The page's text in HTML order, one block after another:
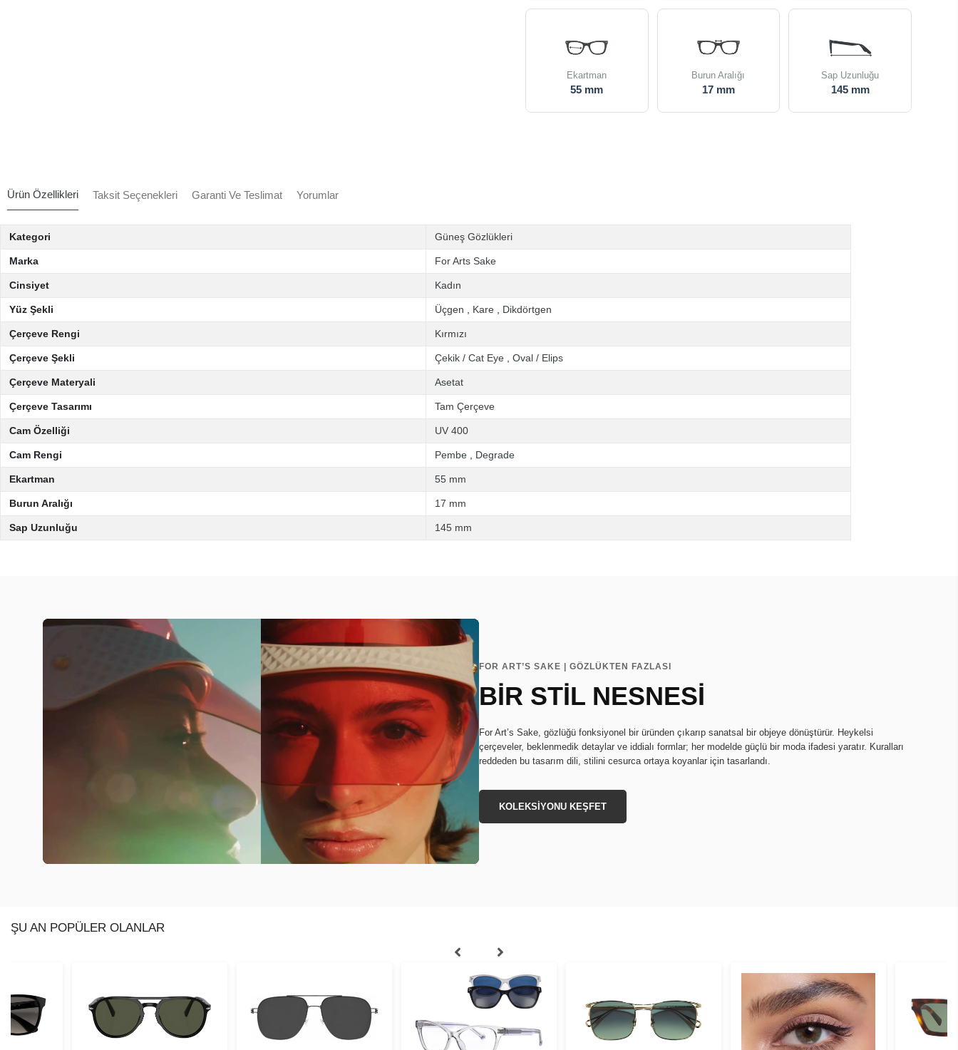
Ekartman
55 mm
Burun Aralığı
17 mm
Sap Uzunluğu
145 mm
Ürün Özellikleri Taksit Seçenekleri Garanti Ve Teslimat Yorumlar
Kategori Güneş Gözlükleri
Marka For Arts Sake
Cinsiyet Kadın
Yüz Şekli Üçgen Kare Dikdörtgen
Çerçeve Rengi Kırmızı
Çerçeve Şekli Çekik / Cat Eye Oval / Elips
Çerçeve Materyali Asetat
Çerçeve Tasarımı Tam Çerçeve
Cam Özelliği UV 400
Cam Rengi Pembe Degrade
Ekartman 55 mm
Burun Aralığı 17 mm
Sap Uzunluğu 145 mm
FOR ART’S SAKE | GÖZLÜKTEN FAZLASI
BİR STİL NESNESİ
For Art’s Sake, gözlüğü fonksiyonel bir üründen çıkarıp sanatsal bir objeye dönüştürür. Heykelsi
çerçeveler, beklenmedik detaylar ve iddialı formlar; her modelde güçlü bir moda ifadesi yaratır. Kuralları
reddeden bu tasarım dili, stilini cesurca ortaya koyanlar için tasarlandı.
KOLEKSİYONU KEŞFET
ŞU AN POPÜLER OLANLAR